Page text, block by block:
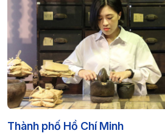
Thành phố Hồ Chí Minh